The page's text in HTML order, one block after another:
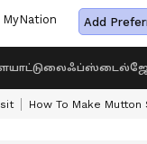
MyNation Add
லைஃப்ஸ்டைல்
How To Make Mutton